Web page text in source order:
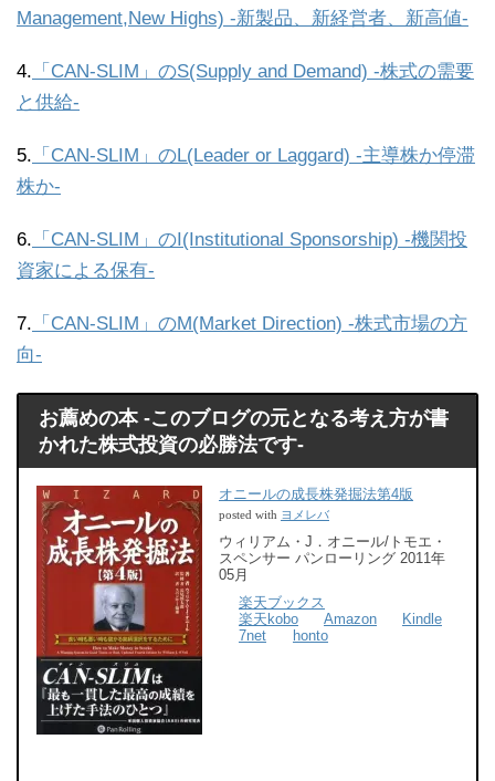
Management,New Highs) -新製品、新経営者、新高値-
4. 「CAN-SLIM」のS(Supply and Demand) -株式の需要
と供給-
5. 「CAN-SLIM」のL(Leader or Laggard) -主導株か停滞
株か-
6. 「CAN-SLIM」のI(Institutional Sponsorship) -機関投
資家による保有-
7. 「CAN-SLIM」のM(Market Direction) -株式市場の方
向-
お薦めの本 -このブログの元となる考え方が書
かれた株式投資の必勝法です-
オニールの成長株発掘法第4版
posted with ヨメレバ
ウィリアム・J．オニール/トモエ・
スペンサー パンローリング 2011年
05月
楽天ブックス
楽天kobo
Amazon
Kindle
7net
honto